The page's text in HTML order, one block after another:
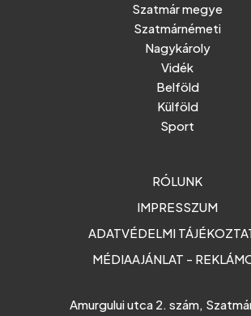
Szatmár megye
Szatmárnémeti
Nagykároly
Vidék
Belföld
Külföld
Sport
RÓLUNK
IMPRESSZUM
ADATVÉDELMI
MÉDIAAJÁNLAT -
Amurgului utca 2. szám,